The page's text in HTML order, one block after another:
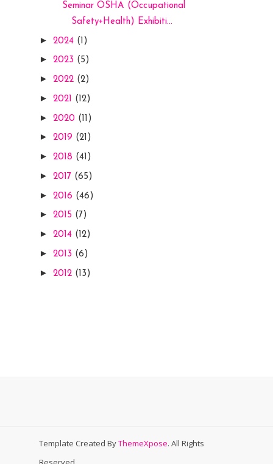
Seminar OSHA (Occupational
Safety+Health) Exhibiti...
► 2024 (1)
► 2023 (5)
► 2022 (2)
► 2021 (12)
► 2020 (11)
► 2019 (21)
► 2018 (41)
► 2017 (65)
► 2016 (46)
► 2015 (7)
► 2014 (12)
► 2013 (6)
► 2012 (13)
Template Created ByThemeXpose. All Rights